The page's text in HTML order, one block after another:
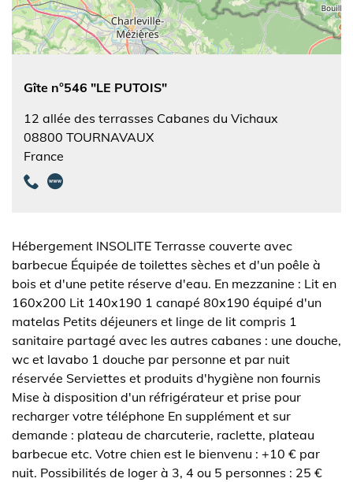
Gîte n°546 "LE PUTOIS"
12 allée des terrasses Cabanes du Vichaux
08800 TOURNAVAUX
France
Hébergement INSOLITE Terrasse couverte avec
barbecue Équipée de toilettes sèches et d'un poêle à
bois et d'une petite réserve d'eau. En mezzanine : Lit en
160x200 Lit 140x190 1 canapé 80x190 équipé d'un
matelas Petits déjeuners et linge de lit compris 1
sanitaire partagé avec les autres cabanes : une douche,
wc et lavabo 1 douche par personne et par nuit
réservée Serviettes et produits d'hygiène non fournis
Mise à disposition d'un réfrigérateur et prise pour
recharger votre téléphone En supplément et sur
demande : plateau de charcuterie, raclette, plateau
barbecue etc. Votre chien est le bienvenu : +10 € par
nuit. Possibilités de loger à 3, 4 ou 5 personnes : 25 €